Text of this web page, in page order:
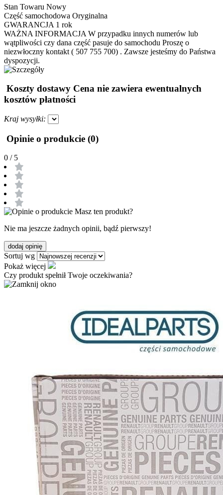
Stan Towaru Nowy
Część samochodowa Oryginalna
GWARANCJA 1 rok
WAŻNA INFORMACJA W przypadku innych numerów lub
wątpliwości czy dana część pasuje do samochodu Proszę o
niezwłoczny kontakt ( 507 755 700) . Zawsze jesteśmy do Państwa
dyspozycji.
Koszty dostawy Cena nie zawiera ewentualnych
kosztów płatności
Kraj wysyłki:
Opinie o produkcie (0)
0 / 5
Masz ten produkt?
Nie ma jeszcze żadnych opinii, bądź pierwszy!
dodaj opinię
Sortuj wg
Pokaż więcej
Czy produkt spełnił Twoje oczekiwania?